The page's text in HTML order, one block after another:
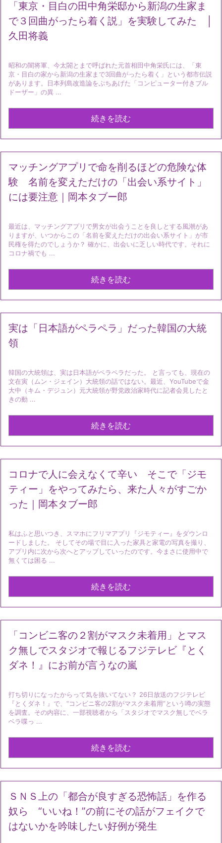
「東京・目白の田中角栄邸から新潟の生家ま
で３回曲がったら着く説」を実験してみた │
久田将義
昭和の闇将軍、今太閤とまで呼ばれた元首相田中角栄氏には、「東
京・目白の家から新潟の生家まで3回曲がったら着く」という都市伝説
があります。日本列島改造論をぶちあげた「コンピューター付きブル
ドーザー」の異 ...
続きを読む
マッチングアプリで命を削るほどの危険な体
験 名前を変えただけの「出会い系サイト」
には要注意｜岡本タブー郎
最近は、マッチングアプリで男女が出会うことを良しとする風潮があ
りますが、いつからこの「名前を変えただけの出会い系サイト」が市
民権を得たのでしょうか？ 確かに、出会いに乏しい時代です。それに
コロナ禍でも ...
続きを読む
実は「日本語がペラペラ」だった韓国の大統
領
韓国の大統領は、実は日本語がペラペラだった。 と言っても、現在の
文在寅（ムン・ジェイン）大統領の話ではない。最近、YouTubeで金
大中（キム・デジュン）元大統領が野党政治家時代に記者会見したと
きの動 ...
続きを読む
コロナで人に会えなくて辛い そこで「ジモ
ティー」をやってみたら、来た人々がすごか
った｜岡本タブー郎
私はふと思いつき、スマホにフリマアプリ『ジモティー』をダウンロ
ードしました。 そしてその場で目に入った家具と家電の写真を撮り、
アプリ内に次から次へとアップしていったのです。今まさに使用中で
無くては困る ...
続きを読む
「コンビニ客の２割がマスク未着用」とマス
ク無しでスタジオで報じるフジテレビ『とく
ダネ！』にお前が言うなの嵐
打ち切りになったからって気を抜いてない？ 26日放送のフジテレビ
『とくダネ！』で、“コンビニ客の2割がマスク未着用”という噂の実態
を調査。その内容に、一部視聴者から「スタジオでマスク無しでベラ
ベラ喋っ ...
続きを読む
ＳＮＳ上の「都合が良すぎる恐怖話」を作る
奴ら “いいね！”の前にその話がフェイクで
はないかを吟味したい好例が発生